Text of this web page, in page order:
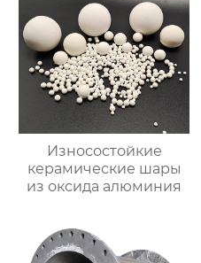
Износостойкие
керамические шары
из оксида алюминия